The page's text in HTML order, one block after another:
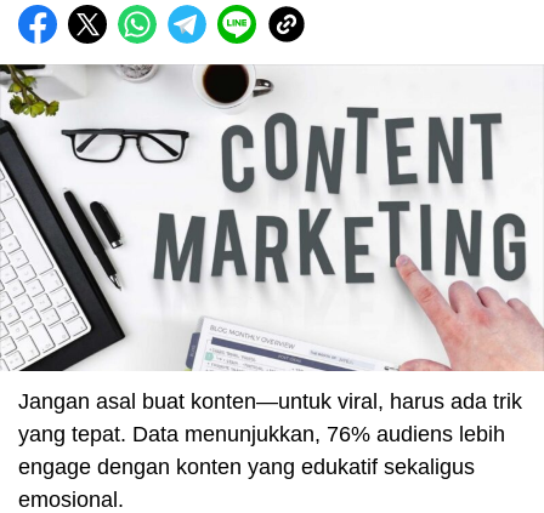
Jangan asal buat konten—untuk viral, harus ada trik
yang tepat. Data menunjukkan, 76% audiens lebih
engage dengan konten yang edukatif sekaligus
emosional.